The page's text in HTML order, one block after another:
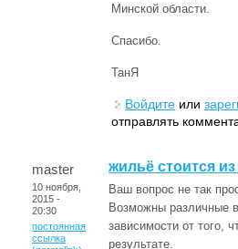
Минской области.
Спасибо.
ТанЯ
Войдите или
отправлять
master
10 ноября,
2015 -
20:30
постоянная
ссылка
жильё стоится
Ваш вопрос не так
Возможны различные
зависимости от того,
результате.